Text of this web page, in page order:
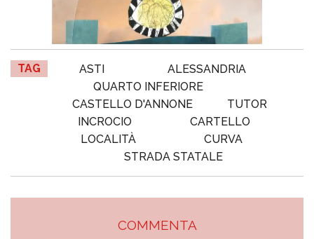
TAG ASTI
ALESSANDRIA
QUARTO INFERIORE
CASTELLO D'ANNONE
TUTOR
INCROCIO
CARTELLO
LOCALITÀ
CURVA
STRADA STATALE
COMMENTA